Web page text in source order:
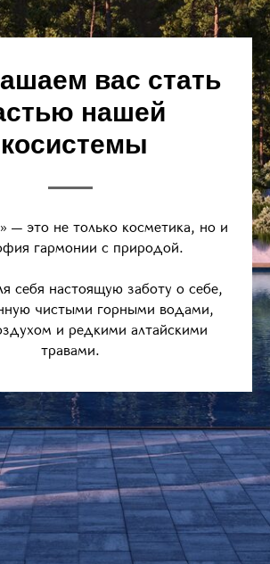
вас стать
нашей
— это не только косметика, но и
гармонии с природой.
себя настоящую заботу о себе,
чистыми горными водами,
и редкими алтайскими
травами.